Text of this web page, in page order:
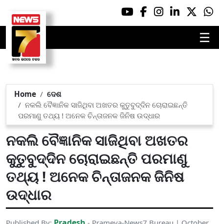
☰
Home
ଦେଶ
ନକଲି ବୈଜ୍ଞାନିକ ସାଜିଥିବା ଅଖତର କୁତୁବୁଦ୍ଦିନ ଚୋରାଇଛନ୍ତି
ପରମାଣୁ ତଥ୍ୟ ! ଅନେକ ଚିନ୍ତାଜନକ ଜିନିଷ ଉଦ୍ଧାର
ନକଲି ବୈଜ୍ଞାନିକ ସାଜିଥିବା ଅଖତର
କୁତୁବୁଦ୍ଦିନ ଚୋରାଇଛନ୍ତି ପରମାଣୁ
ତଥ୍ୟ ! ଅନେକ ଚିନ୍ତାଜନକ ଜିନିଷ
ଉଦ୍ଧାର